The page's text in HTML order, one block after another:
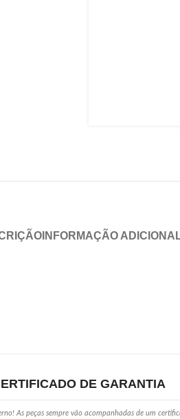
INFORMAÇÃO
DE GARANTIA
As peças sempre vão acompanhadas de um